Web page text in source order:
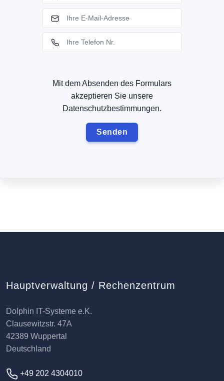
Mit dem Absenden des Formulars
akzeptieren Sie unsere
Datenschutzbestimmungen.
Hauptverwaltung / Rechenzentrum
Dolphin IT-Systeme e.K.
Clausewitzstr. 47A
42389 Wuppertal
Deutschland
+49 202 4304010